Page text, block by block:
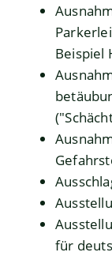
Beispiel
für